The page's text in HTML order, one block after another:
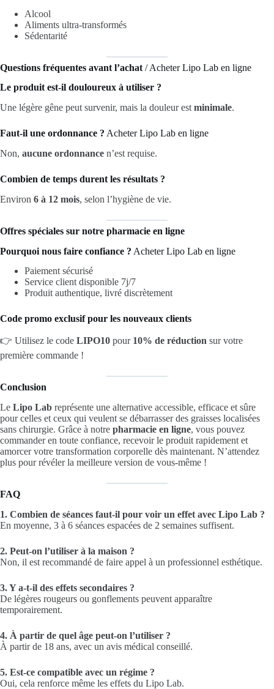
Alcool
Aliments ultra-transformés
Sédentarité
Questions fréquentes avant l’achat / Acheter Lipo Lab en ligne
Le produit est-il douloureux à utiliser ?
Une légère gêne peut survenir, mais la douleur est minimale.
Faut-il une ordonnance ? Acheter Lipo Lab en ligne
Non, aucune ordonnance n’est requise.
Combien de temps durent les résultats ?
Environ 6 à 12 mois, selon l’hygiène de vie.
Offres spéciales sur notre pharmacie en ligne
Pourquoi nous faire confiance ? Acheter Lipo Lab en ligne
Paiement sécurisé
Service client disponible 7j/7
Produit authentique, livré discrètement
Code promo exclusif pour les nouveaux clients
👉 Utilisez le code LIPO10 pour 10% de réduction sur votre
première commande !
Conclusion
Le Lipo Lab représente une alternative accessible, efficace et sûre
pour celles et ceux qui veulent se débarrasser des graisses localisées
sans chirurgie. Grâce à notre pharmacie en ligne, vous pouvez
commander en toute confiance, recevoir le produit rapidement et
amorcer votre transformation corporelle dès maintenant. N’attendez
plus pour révéler la meilleure version de vous-même !
FAQ
1. Combien de séances faut-il pour voir un effet avec Lipo Lab ?
En moyenne, 3 à 6 séances espacées de 2 semaines suffisent.
2. Peut-on l’utiliser à la maison ?
Non, il est recommandé de faire appel à un professionnel esthétique.
3. Y a-t-il des effets secondaires ?
De légères rougeurs ou gonflements peuvent apparaître
temporairement.
4. À partir de quel âge peut-on l’utiliser ?
À partir de 18 ans, avec un avis médical conseillé.
5. Est-ce compatible avec un régime ?
Oui, cela renforce même les effets du Lipo Lab.